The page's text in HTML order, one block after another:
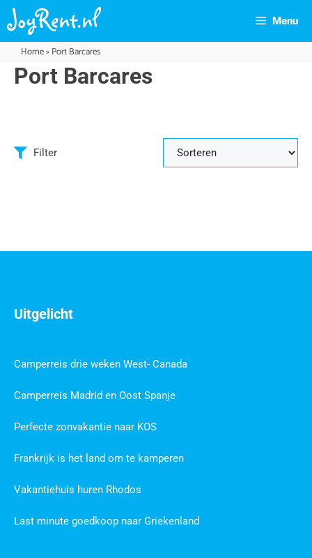
Menu
Home»Port Barcares
Port Barcares
Filter
Uitgelicht
Camperreis drie weken West- Canada
Camperreis Madrid en Oost Spanje
Perfecte zonvakantie naar KOS
Frankrijk is het land om te kamperen
Vakantiehuis huren Rhodos
Last minute goedkoop naar Griekenland